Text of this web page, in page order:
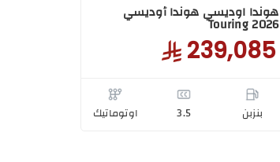
هوندا اوديسي هوندا أوديسي
Touring 2026
239,085
بنزبن 3.5 اوتوماتيك